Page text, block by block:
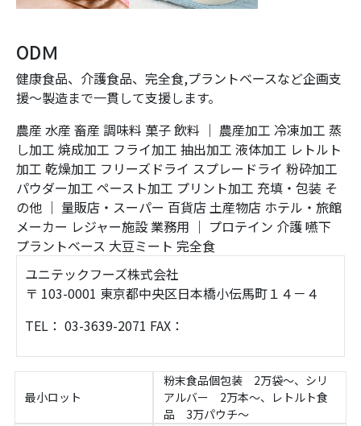
ODＭ
健康食品、介護食品、完全食,プラントベースなど企画支
援〜製造まで一貫して支援します。
農産 水産 畜産 調味料 菓子飲料 ｜ 農産加工 冷凍加工 蒸
し加工 焼成加工 フライ加工 抽出加工 液体加工 レトルト
加工 乾燥加工 フリーズドライ スプレードライ 粉砕加工
パウダー加工 ペースト加工 プリント加工 充填・包装 そ
の他 ｜ 量販店・スーパー 百貨店土産物店 ホテル・旅館
メーカー レジャー施設業務用 ｜ プロテイン 介護嚥下
プラントベース 大豆ミート 完全食
ユニテックフーズ株式会社
〒 103-0001 東京都中央区日本橋小伝馬町１４－４
TEL： 03-3639-2071 FAX：
最小ロット
粉末食品個包装 2万袋～、シリ
アルバー 2万本～、レトルト食
品 3万パウチ～